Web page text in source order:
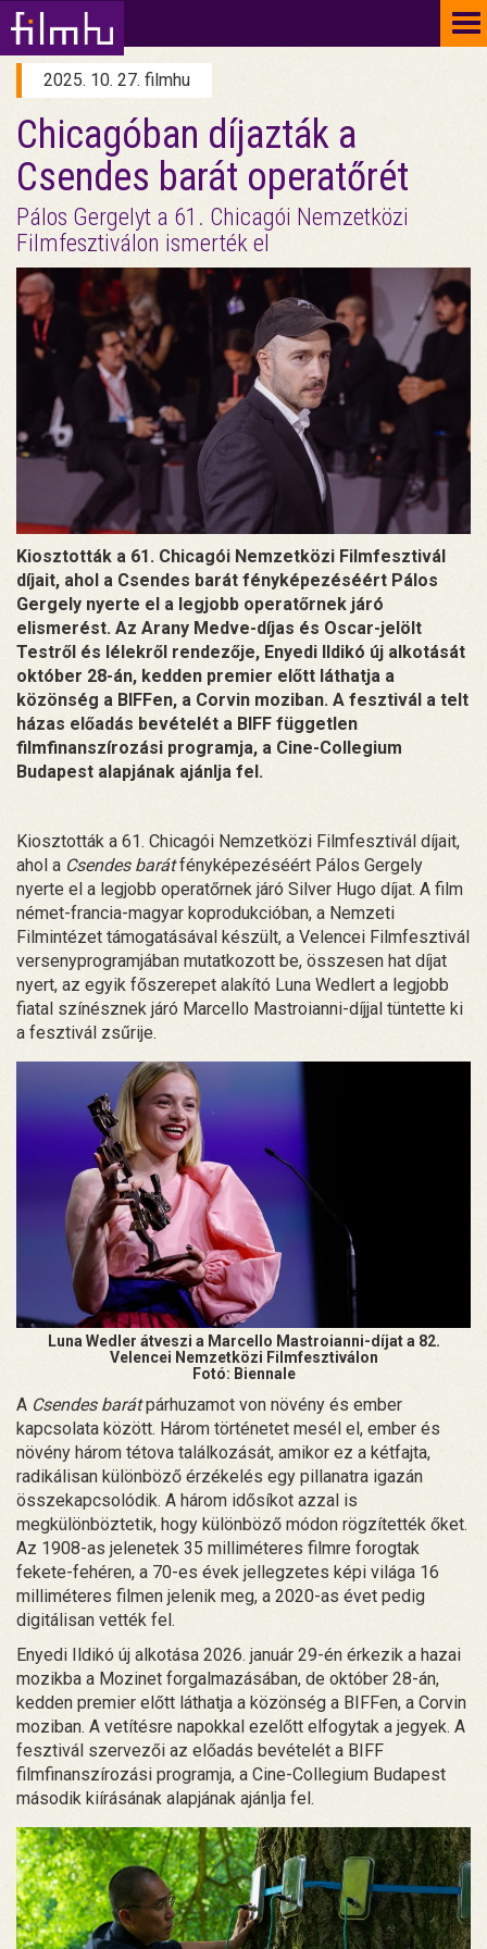
2025. 10. 27. filmhu
Chicagóban díjazták a
Csendes barát operatőrét
Pálos Gergelyt a 61. Chicagói Nemzetközi
Filmfesztiválon ismerték el
Kiosztották a 61. Chicagói Nemzetközi Filmfesztivál
díjait, ahol a Csendes barát fényképezéséért Pálos
Gergely nyerte el a legjobb operatőrnek járó
elismerést. Az Arany Medve-díjas és Oscar-jelölt
Testről és lélekről rendezője, Enyedi Ildikó új alkotását
október 28-án, kedden premier előtt láthatja a
közönség a BIFFen, a Corvin moziban. A fesztivál a telt
házas előadás bevételét a BIFF független
filmfinanszírozási programja, a Cine-Collegium
Budapest alapjának ajánlja fel.
Kiosztották a 61. Chicagói Nemzetközi Filmfesztivál díjait,
ahol a Csendes barátfényképezéséért Pálos Gergely
nyerte el a legjobb operatőrnek járó Silver Hugo díjat. A film
német-francia-magyar koprodukcióban, a Nemzeti
Filmintézet támogatásával készült, a Velencei Filmfesztivál
versenyprogramjában mutatkozott be, összesen hat díjat
nyert, az egyik főszerepet alakító Luna Wedlert a legjobb
fiatal színésznek járó Marcello Mastroianni-díjjal tüntette ki
a fesztivál zsűrije.
Luna Wedler átveszi a Marcello Mastroianni-díjat a 82.
Velencei Nemzetközi Filmfesztiválon
Fotó: Biennale
A Csendes barátpárhuzamot von növény és ember
kapcsolata között. Három történetet mesél el, ember és
növény három tétova találkozását, amikor ez a kétfajta,
radikálisan különböző érzékelés egy pillanatra igazán
összekapcsolódik. A három idősíkot azzal is
megkülönböztetik, hogy különböző módon rögzítették őket.
Az 1908-as jelenetek 35 milliméteres filmre forogtak
fekete-fehéren, a 70-es évek jellegzetes képi világa 16
milliméteres filmen jelenik meg, a 2020-as évet pedig
digitálisan vették fel.
Enyedi Ildikó új alkotása 2026. január 29-én érkezik a hazai
mozikba a Mozinet forgalmazásában, de október 28-án,
kedden premier előtt láthatja a közönség a BIFFen, a Corvin
moziban. A vetítésre napokkal ezelőtt elfogytak a jegyek. A
fesztivál szervezői az előadás bevételét a BIFF
filmfinanszírozási programja, a Cine-Collegium Budapest
második kiírásának alapjának ajánlja fel.